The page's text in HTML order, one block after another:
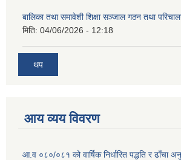
बालिका तथा समावेशी शिक्षा सञ्जाल गठन तथा
मिति: 04/06/2026 - 12:18
थप
आय व्यय विवरण
आ.व ०८०/०८१ को वार्षिक निर्धारित पद्धति र ढाँचा